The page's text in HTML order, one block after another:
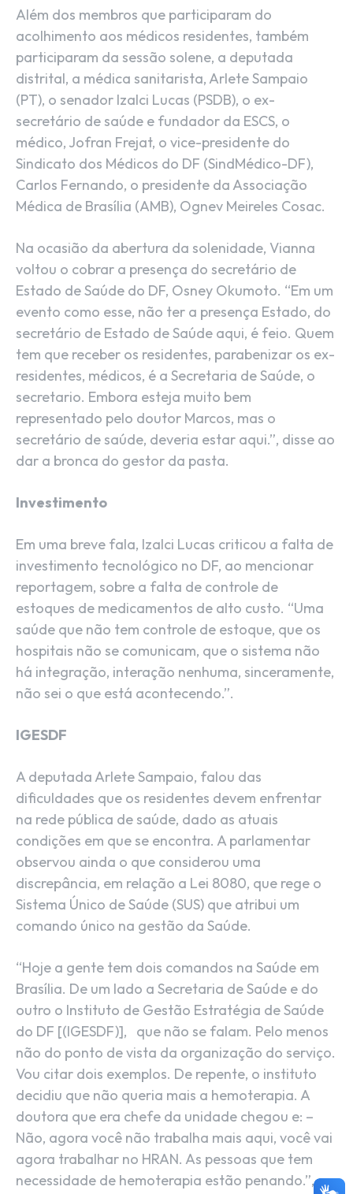
Além dos membros que participaram do
acolhimento aos médicos residentes, também
participaram da sessão solene, a deputada
distrital, a médica sanitarista, Arlete Sampaio
(PT), o senador Izalci Lucas (PSDB), o ex-
secretário de saúde e fundador da ESCS, o
médico, Jofran Frejat, o vice-presidente do
Sindicato dos Médicos do DF (SindMédico-DF),
Carlos Fernando, o presidente da Associação
Médica de Brasília (AMB), Ognev Meireles Cosac.
Na ocasião da abertura da solenidade, Vianna
voltou o cobrar a presença do secretário de
Estado de Saúde do DF, Osney Okumoto. “Em um
evento como esse, não ter a presença Estado, do
secretário de Estado de Saúde aqui, é feio. Quem
tem que receber os residentes, parabenizar os ex-
residentes, médicos, é a Secretaria de Saúde, o
secretario. Embora esteja muito bem
representado pelo doutor Marcos, mas o
secretário de saúde, deveria estar aqui.”, disse ao
dar a bronca do gestor da pasta.
Investimento
Em uma breve fala, Izalci Lucas criticou a falta de
investimento tecnológico no DF, ao mencionar
reportagem, sobre a falta de controle de
estoques de medicamentos de alto custo. “Uma
saúde que não tem controle de estoque, que os
hospitais não se comunicam, que o sistema não
há integração, interação nenhuma, sinceramente,
não sei o que está acontecendo.”.
IGESDF
A deputada Arlete Sampaio, falou das
dificuldades que os residentes devem enfrentar
na rede pública de saúde, dado as atuais
condições em que se encontra. A parlamentar
observou ainda o que considerou uma
discrepância, em relação a Lei 8080, que rege o
Sistema Único de Saúde (SUS) que atribui um
comando único na gestão da Saúde.
“Hoje a gente tem dois comandos na Saúde em
Brasília. De um lado a Secretaria de Saúde e do
outro o Instituto de Gestão Estratégia de Saúde
do DF [(IGESDF)], que não se falam. Pelo menos
não do ponto de vista da organização do serviço.
Vou citar dois exemplos. De repente, o instituto
decidiu que não queria mais a hemoterapia. A
doutora que era chefe da unidade chegou e: –
Não, agora você não trabalha mais aqui, você vai
agora trabalhar no HRAN. As pessoas que tem
necessidade de hemoterapia estão penando.”,